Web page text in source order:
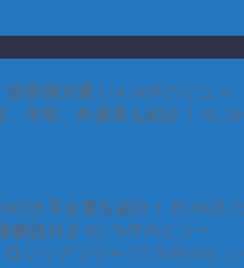
回答例30選 114.1k件のビュー
年収、外資系も紹介！
の大手企業を紹介！
85.8k件
解説付き 81.7k件のビュー
ジックツリー 77.5k件のビュ